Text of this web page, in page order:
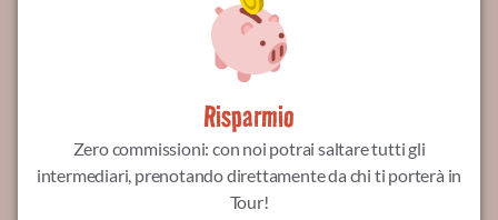
Risparmio
Zero commissioni: con noi potrai saltare tutti gli
intermediari, prenotando direttamente da chi ti porterà in
Tour!